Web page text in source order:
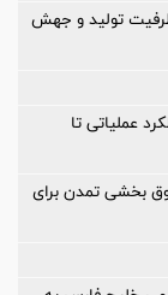
ظرفیت تولید و جهش
از بهبود عملکرد عملیاتی تا
بخشی تمدن برای